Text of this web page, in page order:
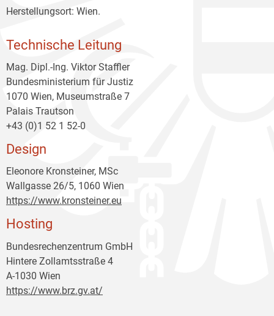
Herstellungsort: Wien.
Technische Leitung
Mag. Dipl.-Ing. Viktor Staffler
Bundesministerium für Justiz
1070 Wien, Museumstraße 7
Palais Trautson
+43 (0)1 52 1 52-0
Design
Eleonore Kronsteiner, MSc
Wallgasse 26/5, 1060 Wien
https://www.kronsteiner.eu
Hosting
Bundesrechenzentrum GmbH
Hintere Zollamtsstraße 4
A-1030 Wien
https://www.brz.gv.at/